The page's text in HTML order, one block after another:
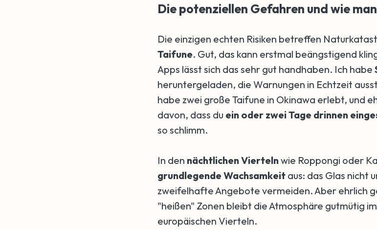
Die potenziellen Gefahren und wie
Die einzigen echten Risiken betreffen
Taifune. Gut, das kann erstmal beängstigend
Apps lässt sich das sehr gut handhaben. Ich habe
heruntergeladen, die Warnungen in Echtzeit
habe zwei große Taifune in Okinawa erlebt, und
davon, dass du ein oder zwei Tage drinnen
so schlimm.
In den nächtlichen Viertelnwie Roppongi oder
grundlegende Wachsamkeit aus: das Glas nicht
zweifelhafte Angebote vermeiden. Aber ehrlich
"heißen" Zonen bleibt die Atmosphäre gutmütig
europäischen Vierteln.